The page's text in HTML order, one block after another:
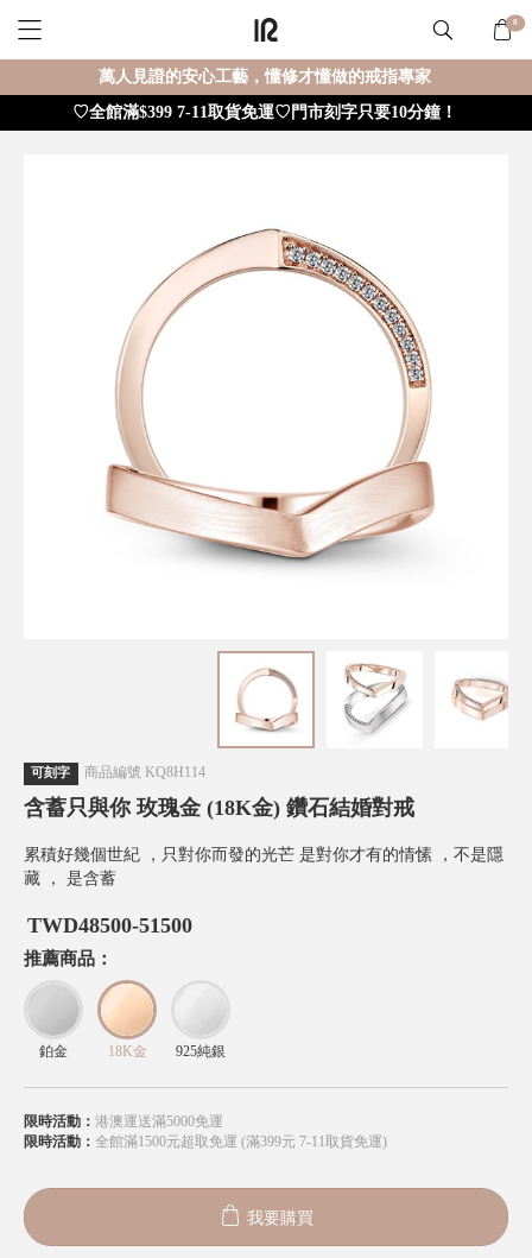
0
萬人見證的安心工藝，懂修才懂做的戒指專家
♡全館滿$399 7-11取貨免運♡門市刻字只要10分鐘！
可刻字 商品編號 KQ8H114
含蓄只與你 玫瑰金 (18K金) 鑽石結婚對戒
累積好幾個世紀 ，只對你而發的光芒 是對你才有的情愫 ，不是隱
藏 ， 是含蓄
TWD48500-51500
推薦商品：
鉑金 18K金 925純銀
限時活動： 港澳運送滿5000免運
限時活動： 全館滿1500元超取免運 (滿399元 7-11取貨免運)
我要購買